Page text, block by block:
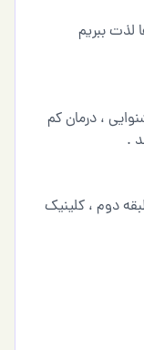
ببریم
، درمان کم
.
دوم ، کلینیک